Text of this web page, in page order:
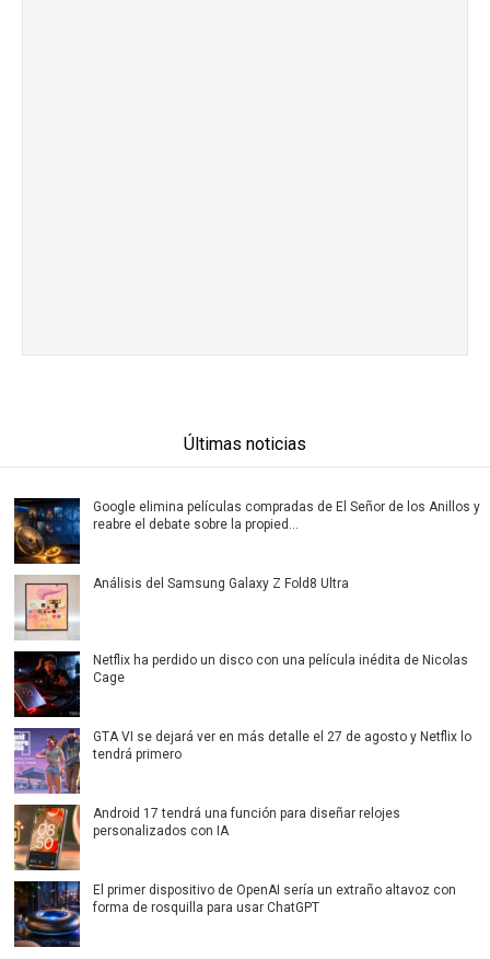
Últimas noticias
Google elimina películas compradas de El Señor de los Anillos y
reabre el debate sobre la propied...
Análisis del Samsung Galaxy Z Fold8 Ultra
Netflix ha perdido un disco con una película inédita de Nicolas
Cage
GTA VI se dejará ver en más detalle el 27 de agosto y Netflix lo
tendrá primero
Android 17 tendrá una función para diseñar relojes
personalizados con IA
El primer dispositivo de OpenAI sería un extraño altavoz con
forma de rosquilla para usar ChatGPT